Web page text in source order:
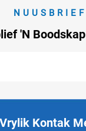
NUUSBRIEF
'n
Kontak